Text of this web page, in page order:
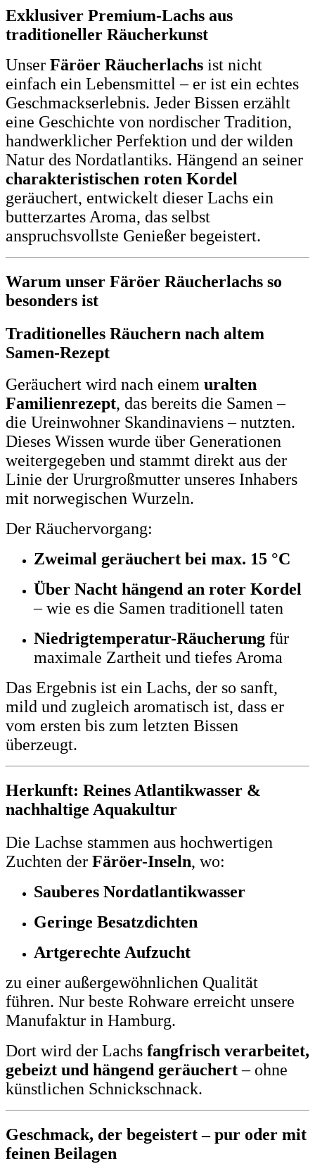
Exklusiver Premium-Lachs aus
traditioneller Räucherkunst
Unser Färöer Räucherlachs ist nicht
einfach ein Lebensmittel – er ist ein echtes
Geschmackserlebnis. Jeder Bissen erzählt
eine Geschichte von nordischer Tradition,
handwerklicher Perfektion und der wilden
Natur des Nordatlantiks. Hängend an seiner
charakteristischen roten Kordel
geräuchert, entwickelt dieser Lachs ein
butterzartes Aroma, das selbst
anspruchsvollste Genießer begeistert.
Warum unser Färöer Räucherlachs so
besonders ist
Traditionelles Räuchern nach altem
Samen-Rezept
Geräuchert wird nach einem uralten
Familienrezept, das bereits die Samen –
die Ureinwohner Skandinaviens – nutzten.
Dieses Wissen wurde über Generationen
weitergegeben und stammt direkt aus der
Linie der Ururgroßmutter unseres Inhabers
mit norwegischen Wurzeln.
Der Räuchervorgang:
Zweimal geräuchert bei max. 15 °C
Über Nacht hängend an roter Kordel
– wie es die Samen traditionell taten
Niedrigtemperatur-Räucherung für
maximale Zartheit und tiefes Aroma
Das Ergebnis ist ein Lachs, der so sanft,
mild und zugleich aromatisch ist, dass er
vom ersten bis zum letzten Bissen
überzeugt.
Herkunft: Reines Atlantikwasser &
nachhaltige Aquakultur
Die Lachse stammen aus hochwertigen
Zuchten der Färöer-Inseln, wo:
Sauberes Nordatlantikwasser
Geringe Besatzdichten
Artgerechte Aufzucht
zu einer außergewöhnlichen Qualität
führen. Nur beste Rohware erreicht unsere
Manufaktur in Hamburg.
Dort wird der Lachs fangfrisch verarbeitet,
gebeizt und hängend geräuchert– ohne
künstlichen Schnickschnack.
Geschmack, der begeistert – pur oder mit
feinen Beilagen